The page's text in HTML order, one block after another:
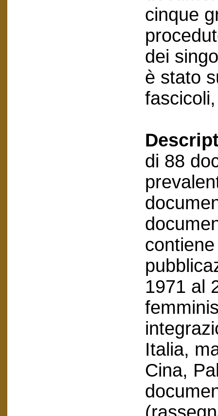
cinque
dei
è stato
di 88
1971 al
Italia,
Cina,